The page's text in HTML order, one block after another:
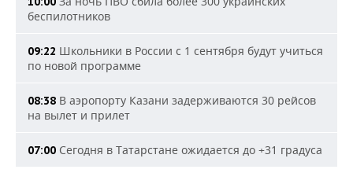
беспилотников
09:22 Школьники в России с 1 сентября будут учиться
по новой программе
08:38 В аэропорту Казани задерживаются 30 рейсов
на вылет и прилет
07:00 Сегодня в Татарстане ожидается до +31 градуса